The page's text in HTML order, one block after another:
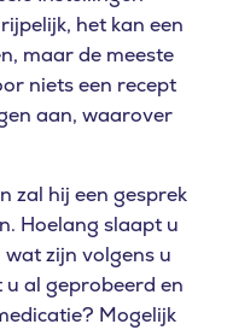
het kan een
maar de meeste
niets een recept
aan, waarover
zal hij een gesprek
Hoelang slaapt u
wat zijn volgens u
al geprobeerd en
Mogelijk